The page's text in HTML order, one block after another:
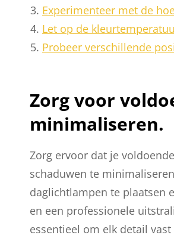
Experimenteer met de
Let op de
Probeer verschillende
Zorg voor
minimaliseren.
Zorg ervoor dat je
schaduwen te
daglichtlampen te plaatsen
en een professionele
essentieel om elk detail